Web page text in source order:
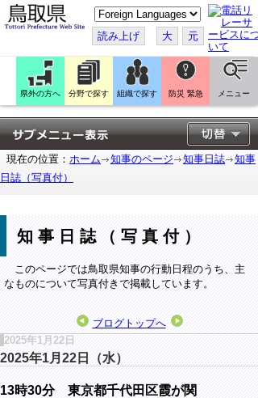
こ
の
ペ
ー
ジ
翻
訳
す
る
読み上げ 大 元
県外の方へ 分野で探す 組織で探す 防災 緊急 メニュー
現在の位置： ホーム 知事のページ 知事日誌
知事
日誌（写真付）
知事日誌（写真付）
このページでは鳥取県知事の行動日程のうち、主
なものについて写真付きで掲載しています。
ブログトップへ
2025年1月22日
2025年1月22日（水）
13時30分 東京都千代田区霞が関